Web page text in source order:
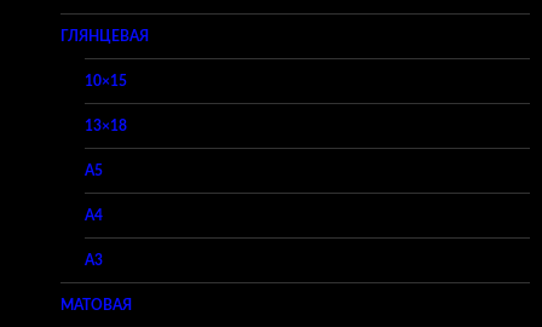
ГЛЯНЦЕВАЯ
10×15
13×18
A5
A4
A3
МАТОВАЯ